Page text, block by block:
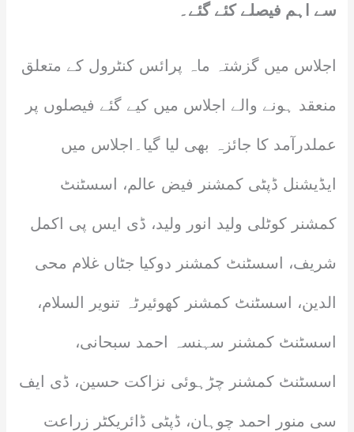
سے اہم فیصلے کئے گئے۔
اجلاس میں گزشتہ ماہ پرائس کنٹرول کے متعلق
منعقد ہونے والے اجلاس میں کیے گئے فیصلوں پر
عملدرآمد کا جائزہ بھی لیا گیا۔اجلاس میں
ایڈیشنل ڈپٹی کمشنر فیض عالم، اسسٹنٹ
کمشنر کوٹلی ولید انور ولید، ڈی ایس پی اکمل
شریف، اسسٹنٹ کمشنر دوکیا جٹاں غلام محی
الدین، اسسٹنٹ کمشنر کھوئیرٹہ تنویر السلام،
اسسٹنٹ کمشنر سہنسہ احمد سبحانی،
اسسٹنٹ کمشنر چڑہوئی نزاکت حسین، ڈی ایف
سی منور احمد چوہان، ڈپٹی ڈائریکٹر زراعت